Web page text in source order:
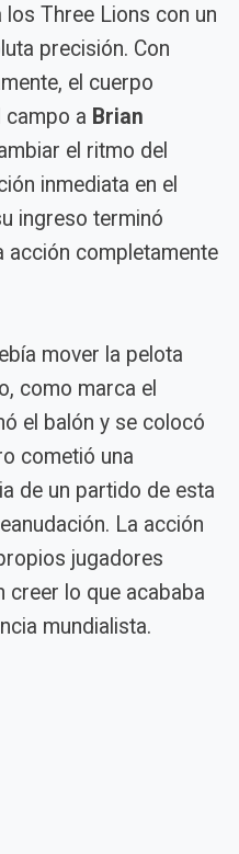
los Three Lions con un
precisión. Con
el cuerpo
campo a Brian
el ritmo del
inmediata en el
ingreso terminó
acción completamente
mover la pelota
como marca el
el balón y se colocó
cometió una
de un partido de esta
La acción
jugadores
creer lo que acababa
mundialista.